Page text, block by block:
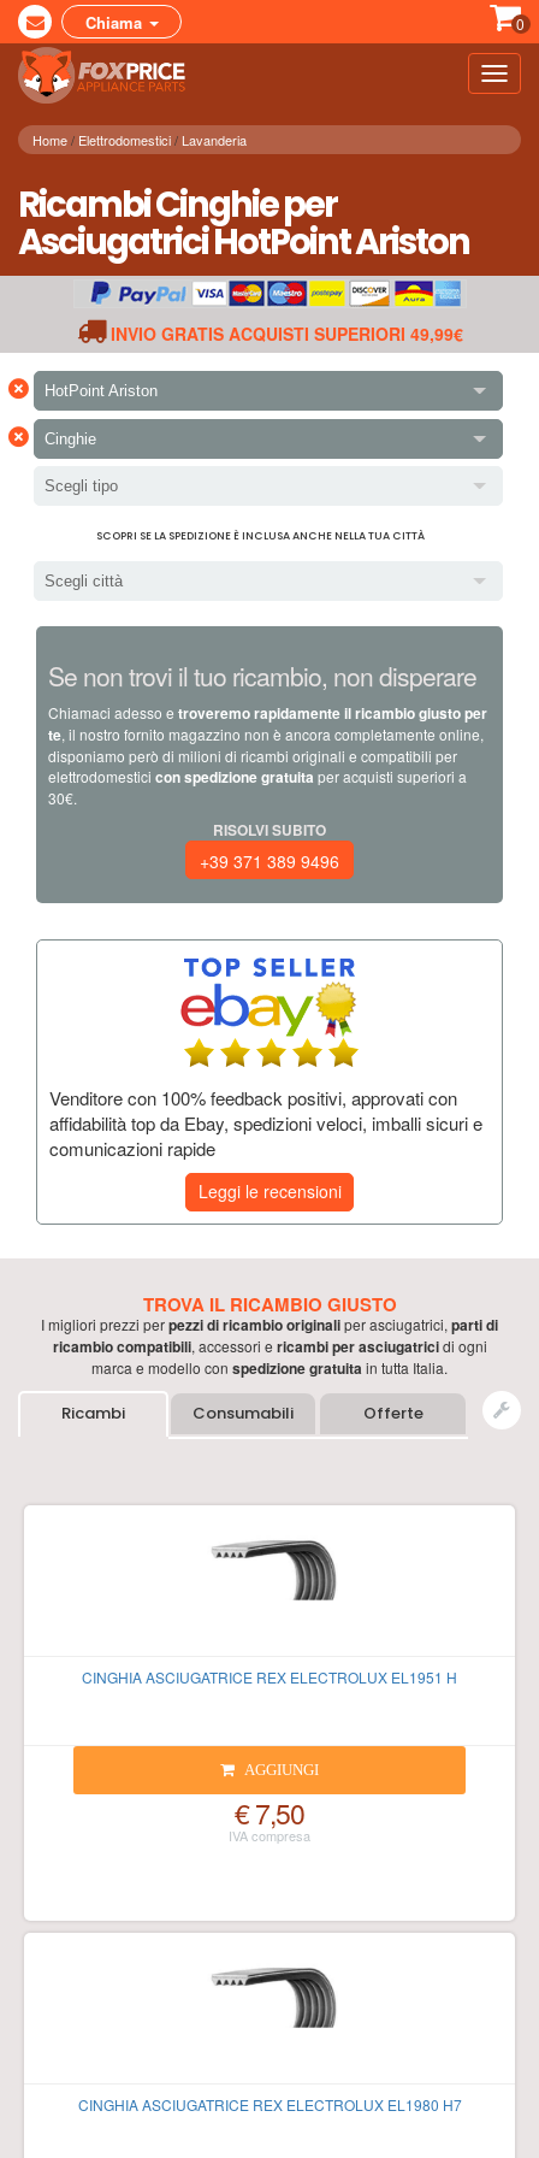
Chiama 0
Home Elettrodomestici Lavanderia
Ricambi Cinghie per
Asciugatrici HotPoint Ariston
INVIO GRATIS ACQUISTI SUPERIORI 49,99€
× HotPoint Ariston
× Cinghie
Scegli tipo
SCOPRI SE LA SPEDIZIONE È INCLUSA ANCHE NELLA TUA CITTÀ
Scegli città
Se non trovi il tuo ricambio, non disperare
Chiamaci adesso e troveremo rapidamente il ricambio giusto per
te, il nostro fornito magazzino non è ancora completamente online,
disponiamo però di milioni di ricambi originali e compatibili per
elettrodomestici con spedizione gratuita per acquisti superiori a
30€.
RISOLVI SUBITO
+39 371 389 9496
Venditore con 100% feedback positivi, approvati con
affidabilità top da Ebay, spedizioni veloci, imballi sicuri e
comunicazioni rapide
Leggi le recensioni
TROVA IL RICAMBIO GIUSTO
I migliori prezzi perpezzi di ricambio originaliperasciugatrici, parti di
ricambio compatibili, accessori e ricambi perasciugatricidi ogni
marca e modello con spedizione gratuitain tutta Italia.
Ricambi Consumabili Offerte
CINGHIA ASCIUGATRICE REX ELECTROLUX EL1951 H
AGGIUNGI
€ 7,50
CINGHIA ASCIUGATRICE REX ELECTROLUX EL1980 H7